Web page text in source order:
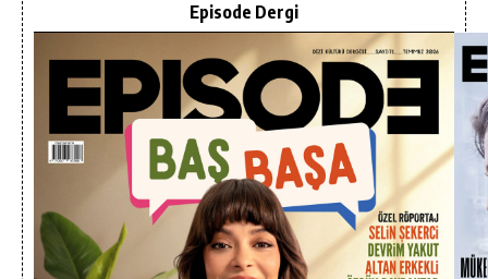
Episode Dergi